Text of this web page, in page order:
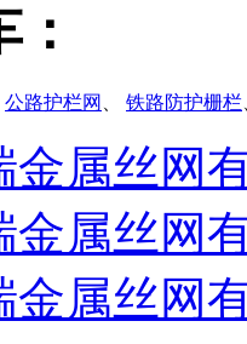
公路护栏网 铁路防护栅栏